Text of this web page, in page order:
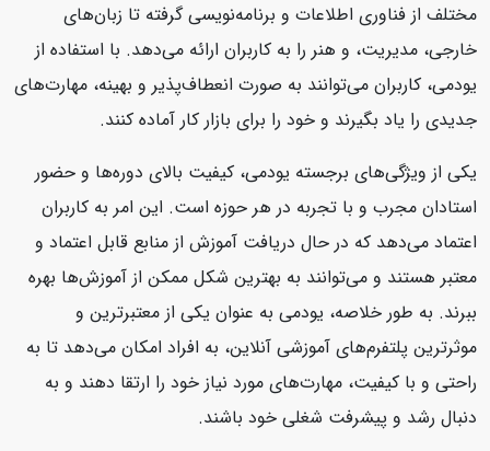
مختلف از فناوری اطلاعات و برنامه‌نویسی گرفته تا زبان‌های
خارجی، مدیریت، و هنر را به کاربران ارائه می‌دهد. با استفاده از
یودمی، کاربران می‌توانند به صورت انعطاف‌پذیر و بهینه، مهارت‌های
جدیدی را یاد بگیرند و خود را برای بازار کار آماده کنند.
یکی از ویژگی‌های برجسته یودمی، کیفیت بالای دوره‌ها و حضور
استادان مجرب و با تجربه در هر حوزه است. این امر به کاربران
اعتماد می‌دهد که در حال دریافت آموزش از منابع قابل اعتماد و
معتبر هستند و می‌توانند به بهترین شکل ممکن از آموزش‌ها بهره
ببرند. به طور خلاصه، یودمی به عنوان یکی از معتبرترین و
موثرترین پلتفرم‌های آموزشی آنلاین، به افراد امکان می‌دهد تا به
راحتی و با کیفیت، مهارت‌های مورد نیاز خود را ارتقا دهند و به
دنبال رشد و پیشرفت شغلی خود باشند.